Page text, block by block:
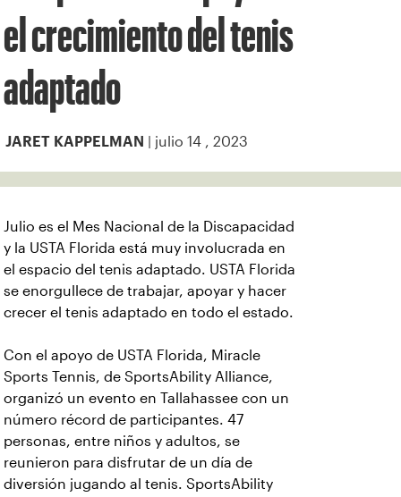
el crecimiento del tenis
adaptado
JARET KAPPELMAN | julio 14 , 2023
Julio es el Mes Nacional de la Discapacidad
y la USTA Florida está muy involucrada en
el espacio del tenis adaptado. USTA Florida
se enorgullece de trabajar, apoyar y hacer
crecer el tenis adaptado en todo el estado.
Con el apoyo de USTA Florida, Miracle
Sports Tennis, de SportsAbility Alliance,
organizó un evento en Tallahassee con un
número récord de participantes. 47
personas, entre niños y adultos, se
reunieron para disfrutar de un día de
diversión jugando al tenis. SportsAbility